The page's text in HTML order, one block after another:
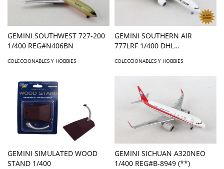
GEMINI SOUTHWEST 727-200
1/400 REG#N406BN
COLECCIONABLES Y HOBBIES
GEMINI SOUTHERN AIR
777LRF 1/400 DHL
COLECCIONABLES Y HOBBIES
GEMINI SIMULATED WOOD
STAND 1/400
GEMINI SICHUAN A320NEO
1/400 REG#B-8949 (**)